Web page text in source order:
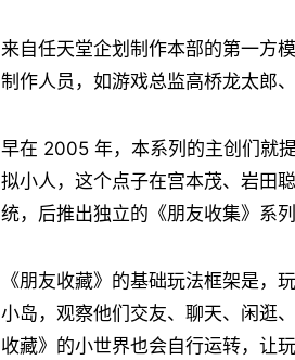
来自任天堂企划制作本部的第一方
制作人员，如游戏总监高桥龙太郎
早在 2005 年，本系列的主创们就
拟小人，这个点子在宫本茂、岩田
统，后推出独立的《朋友收集》系
《朋友收藏》的基础玩法框架是，
小岛，观察他们交友、聊天、闲逛
收藏》的小世界也会自行运转，让